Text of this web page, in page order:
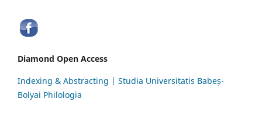
Diamond Open Access
Indexing & Abstracting | Studia Universitatis Babeș-
Bolyai Philologia